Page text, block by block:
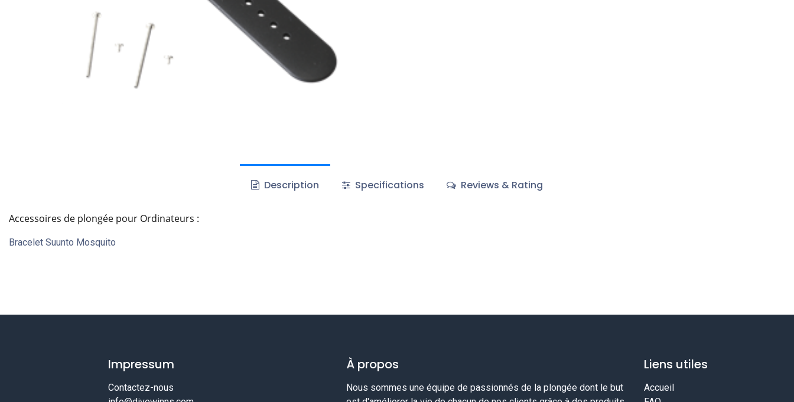
Description Specifications Reviews & Rating
Accessoires de plongée pour Ordinateurs :
Bracelet Suunto Mosquito
Impressum
Contactez-nous
À propos
Nous sommes une équipe de passionnés de la plongée dont le but
Liens utiles
Accueil